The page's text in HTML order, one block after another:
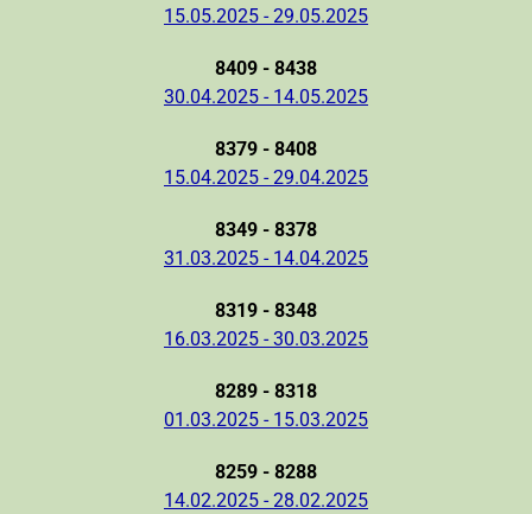
15.05.2025 - 29.05.2025
8409 - 8438
30.04.2025 - 14.05.2025
8379 - 8408
15.04.2025 - 29.04.2025
8349 - 8378
31.03.2025 - 14.04.2025
8319 - 8348
16.03.2025 - 30.03.2025
8289 - 8318
01.03.2025 - 15.03.2025
8259 - 8288
14.02.2025 - 28.02.2025